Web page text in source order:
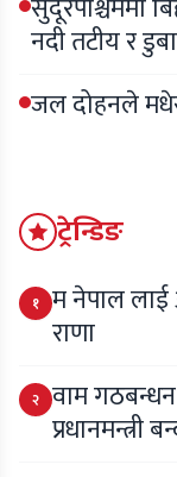
सुदूरपश्चिममा
नदी तटीय र
जल दोहनले
ट्रेन्डिङ
१ म नेपाल
राणा
२ वाम
प्रधानमन्त्री